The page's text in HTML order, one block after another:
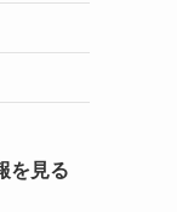
を見る